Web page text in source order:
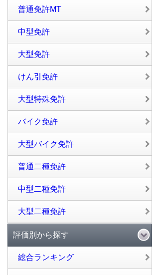
普通免許MT
中型免許
大型免許
けん引免許
大型特殊免許
バイク免許
大型バイク免許
普通二種免許
中型二種免許
大型二種免許
評価別から探す
総合ランキング